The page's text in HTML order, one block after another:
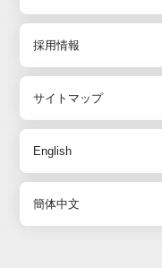
採用情報
サイトマップ
English
簡体中文